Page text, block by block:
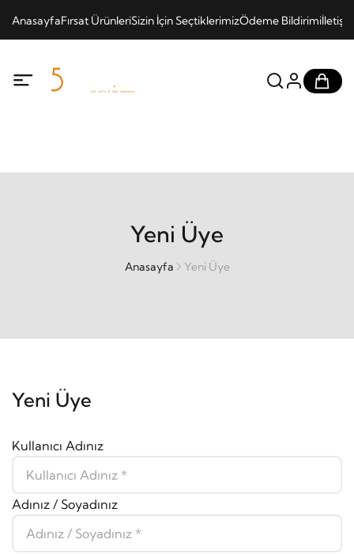
AnasayfaFırsat ÜrünleriSizin İçin SeçtiklerimizÖdeme Bildirimi
Yeni Üye
Anasayfa Yeni Üye
Yeni Üye
Kullanıcı Adınız
Adınız / Soyadınız